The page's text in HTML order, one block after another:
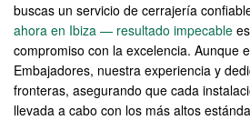
buscas un servicio de cerrajería
ahora en Ibiza — resultado impecable
compromiso con la excelencia. Aunque
Embajadores, nuestra experiencia y
fronteras, asegurando que cada
llevada a cabo con los más altos